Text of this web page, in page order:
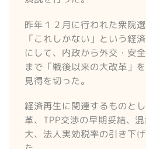
昨年１２月に行われた衆院
「これしかない」という経
にして、内政から外交・安
まで「戦後以来の大改革」
見得を切った。
経済再生に関連するものと
革、TPP交渉の早期妥結、
大、法人実効税率の引き下